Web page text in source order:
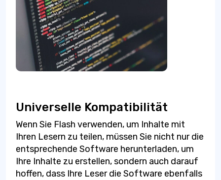
Universelle Kompatibilität
Wenn Sie Flash verwenden, um Inhalte mit
Ihren Lesern zu teilen, müssen Sie nicht nur die
entsprechende Software herunterladen, um
Ihre Inhalte zu erstellen, sondern auch darauf
hoffen, dass Ihre Leser die Software ebenfalls